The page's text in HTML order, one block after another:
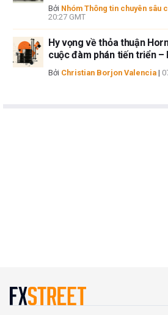
Bởi Nhóm Thông tin chuyên sâu
20:27 GMT
Hy vọng về thỏa thuận
cuộc đàm phán tiến triển –
Bởi Christian Borjon Valencia |